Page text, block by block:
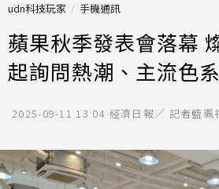
udn科技玩家 手機通訊
蘋果秋季發表會落幕
起詢問熱潮、主流色
2025-09-11 13:04 經濟日報／ 記者籃